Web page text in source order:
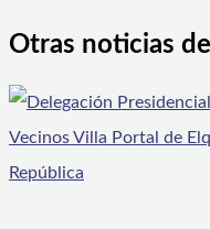
Otras noticias